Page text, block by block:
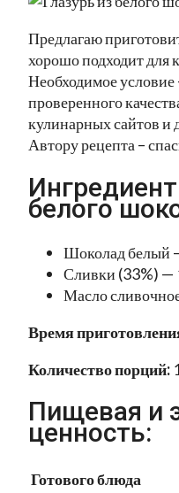
Предлагаю
хорошо подходит для
Необходимое
проверенного
кулинарных сайтов и
Автору рецепта –
белого
Шоколад белый
Сливки (33%) —
Масло
Время
Количество порций:
Пищевая и
ценность:
Готового блюда